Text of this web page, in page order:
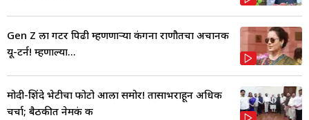
Gen Z ला गटर पिढी म्हणणाऱ्या कंगना राणौतचा अचानक
यू-टर्न! म्हणाल्या...
मोदी-शिंदे भेटीचा फोटो आला समोर! तासाभराहून अधिक
चर्चा; बैठकीत नेमकं क